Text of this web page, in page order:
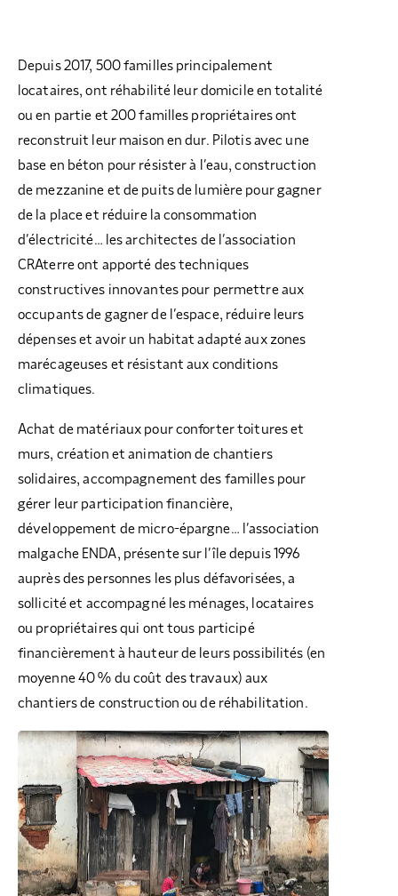
Depuis 2017, 500 familles principalement
locataires, ont réhabilité leur domicile en totalité
ou en partie et 200 familles propriétaires ont
reconstruit leur maison en dur. Pilotis avec une
base en béton pour résister à l’eau, construction
de mezzanine et de puits de lumière pour gagner
de la place et réduire la consommation
d’électricité… les architectes de l’association
CRAterre ont apporté des techniques
constructives innovantes pour permettre aux
occupants de gagner de l’espace, réduire leurs
dépenses et avoir un habitat adapté aux zones
marécageuses et résistant aux conditions
climatiques.
Achat de matériaux pour conforter toitures et
murs, création et animation de chantiers
solidaires, accompagnement des familles pour
gérer leur participation financière,
développement de micro-épargne… l’association
malgache ENDA, présente sur l’île depuis 1996
auprès des personnes les plus défavorisées, a
sollicité et accompagné les ménages, locataires
ou propriétaires qui ont tous participé
financièrement à hauteur de leurs possibilités (en
moyenne 40 % du coût des travaux) aux
chantiers de construction ou de réhabilitation.